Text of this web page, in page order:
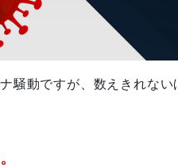
騒動ですが、数えきれな